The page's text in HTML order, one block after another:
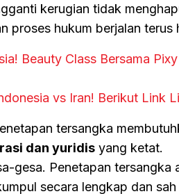
kerugian tidak
proses hukum berjalan terus
Beauty Class Bersama
vs Iran! Berikut Link
tersangka
dan yuridisyang ketat.
gesa. Penetapan tersangka
secara lengkap dan